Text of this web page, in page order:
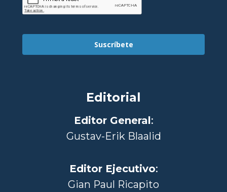
Suscríbete
Editorial
Editor General:
Gustav-Erik Blaalid
Editor Ejecutivo:
Gian Paul Ricapito